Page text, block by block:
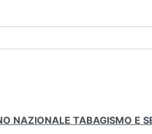
NAZIONALE TABAGISMO E